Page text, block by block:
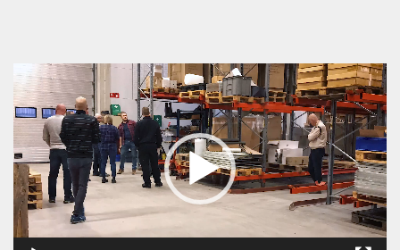
Video
Player